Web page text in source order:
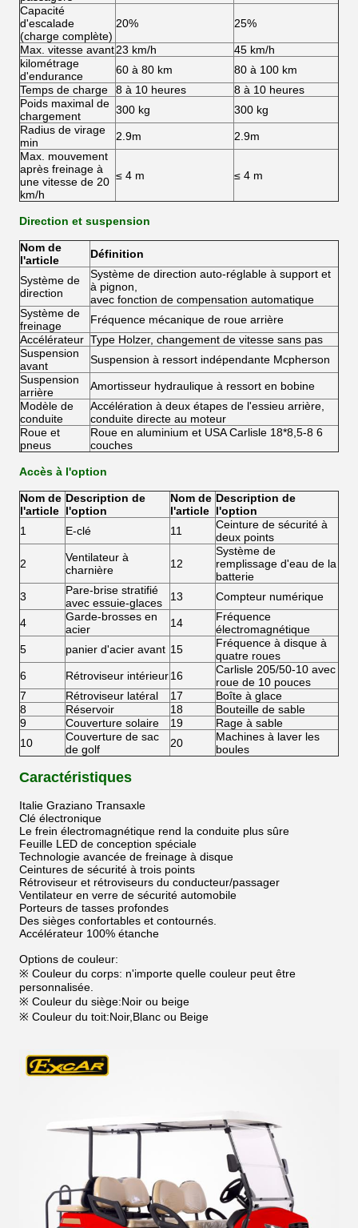
Capacité
d'escalade
(charge complète)
20% 25%
Max. vitesse avant23 km/h
45 km/h
kilométrage
d'endurance
60 à 80 km
80 à 100 km
Temps de charge
8 à 10 heures
8 à 10 heures
Poids maximal de
chargement
300 kg
300 kg
Radius de virage
min
2.9m
2.9m
Max. mouvement
après freinage à
une vitesse de 20
km/h
≤ 4 m ≤ 4 m
Direction et suspension
Nom de
l'article
Définition
Système de
direction
Système de direction auto-réglable à support et
à pignon,
avec fonction de compensation automatique
Système de
freinage
Fréquence mécanique de roue arrière
Accélérateur Type Holzer, changement de vitesse sans pas
Suspension
avant
Suspension à ressort indépendante Mcpherson
Suspension
arrière
Amortisseur hydraulique à ressort en bobine
Modèle de
conduite
Accélération à deux étapes de l'essieu arrière,
conduite directe au moteur
Roue et
pneus
Roue en aluminium et USA Carlisle 18*8,5-8 6
couches
Accès à l'option
Nom de
l'article
Description de
l'option
Nom de
l'article
Description de
l'option
1
E-clé 11
Ceinture de sécurité à
deux points
2
Ventilateur à
charnière
12
Système de
remplissage d'eau de la
batterie
3
Pare-brise stratifié
avec essuie-glaces
13 Compteur numérique
4
Garde-brosses en
acier
14
Fréquence
électromagnétique
5
panier d'acier avant 15
Fréquence à disque à
quatre roues
6
Rétroviseur intérieur16
Carlisle 205/50-10 avec
roue de 10 pouces
7
Rétroviseur latéral 17
Boîte à glace
8
Réservoir 18
Bouteille de sable
9
Couverture solaire 19
Rage à sable
10
Couverture de sac
de golf
20
Machines à laver les
boules
Caractéristiques
Italie Graziano Transaxle
Clé électronique
Le frein électromagnétique rend la conduite plus sûre
Feuille LED de conception spéciale
Technologie avancée de freinage à disque
Ceintures de sécurité à trois points
Rétroviseur et rétroviseurs du conducteur/passager
Ventilateur en verre de sécurité automobile
Porteurs de tasses profondes
Des sièges confortables et contournés.
Accélérateur 100% étanche
Options de couleur:
※ Couleur du corps: n'importe quelle couleur peut être
personnalisée.
※ Couleur du siège:Noir ou beige
※ Couleur du toit:Noir,Blanc ou Beige